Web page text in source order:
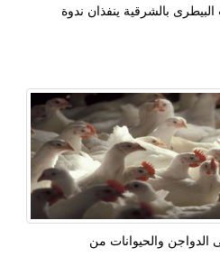
بالشرقية ينفذان ندوة
الدواجن والحيوانات من